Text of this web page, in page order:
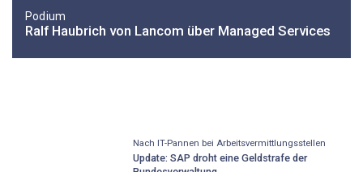
Podium
Ralf Haubrich von Lancom über Managed Services
Nach IT-Pannen bei Arbeitsvermittlungsstellen
Update: SAP droht eine Geldstrafe der